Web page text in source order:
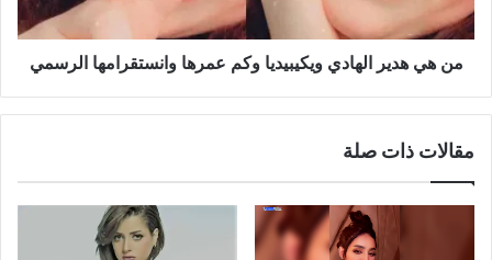
من هي هدير الهادي ويكيبيديا وكم عمرها وانستقرامها الرسمي
مقالات ذات صلة